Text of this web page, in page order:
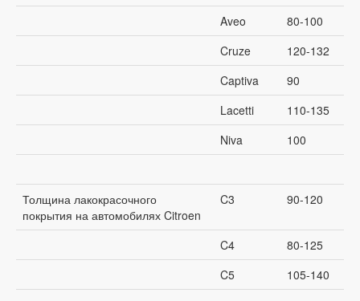
Aveo
80-100
Cruze
120-132
Captiva
90
Lacetti
110-135
Niva
100
Толщина лакокрасочного
покрытия на автомобилях Citroen
C3 90-120
C4
80-125
C5
105-140